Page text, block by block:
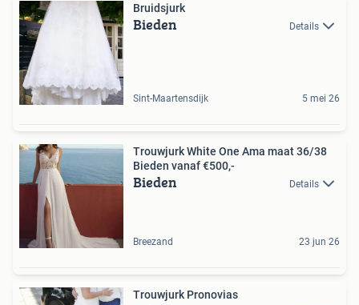
Bruidsjurk
Bieden Details
Sint-Maartensdijk 5 mei 26
Trouwjurk White One Ama maat 36/38
Bieden vanaf €500,-
Bieden Details
Breezand 23 jun 26
Trouwjurk Pronovias